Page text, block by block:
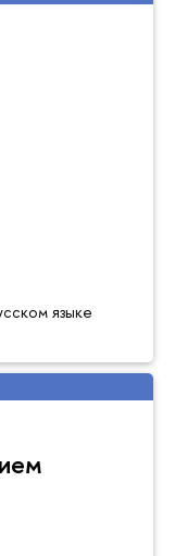
языке